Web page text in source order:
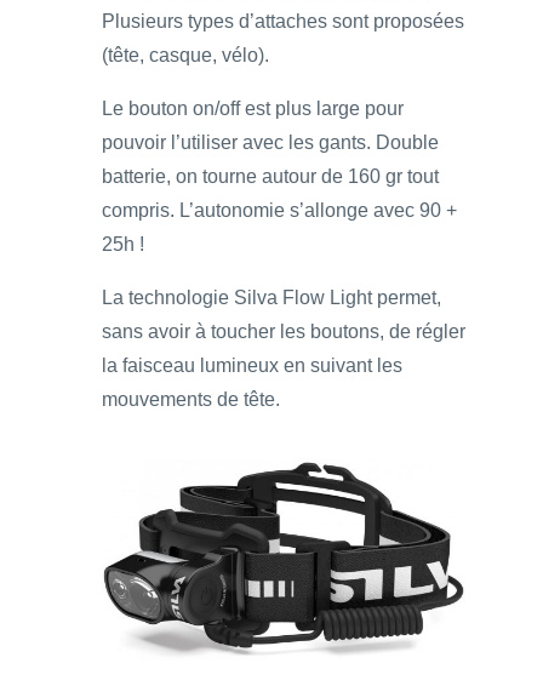
Plusieurs types d’attaches sont proposées
(tête, casque, vélo).
Le bouton on/off est plus large pour
pouvoir l’utiliser avec les gants. Double
batterie, on tourne autour de 160 gr tout
compris. L’autonomie s’allonge avec 90 +
25h !
La technologie Silva Flow Light permet,
sans avoir à toucher les boutons, de régler
la faisceau lumineux en suivant les
mouvements de tête.